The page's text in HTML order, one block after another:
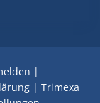
|
| Trimexa